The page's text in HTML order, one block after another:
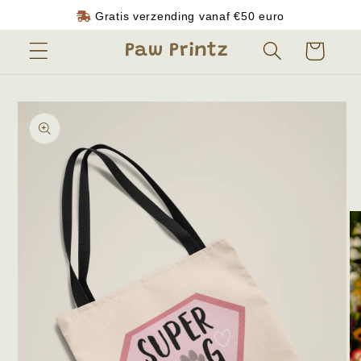
Gratis verzending vanaf€50 euro
content
Paw Printz Winkelwagen
Ga direct naar
productinformatie